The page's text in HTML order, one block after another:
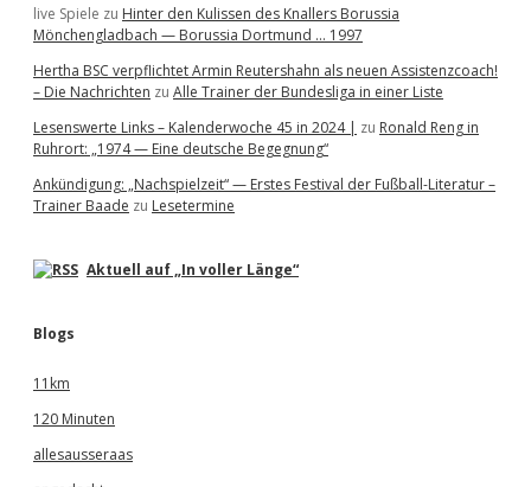
live Spiele zu Hinter den Kulissen des Knallers Borussia
Mönchengladbach — Borussia Dortmund … 1997
Hertha BSC verpflichtet Armin Reutershahn als neuen Assistenzcoach!
– Die Nachrichten zu Alle Trainer der Bundesliga in einer Liste
Lesenswerte Links – Kalenderwoche 45 in 2024 | zu Ronald Reng in
Ruhrort: „1974 — Eine deutsche Begegnung“
Ankündigung: „Nachspielzeit“ — Erstes Festival der Fußball-Literatur –
Trainer Baade zu Lesetermine
Aktuell auf „In voller Länge“
Blogs
11km
120 Minuten
allesausseraas